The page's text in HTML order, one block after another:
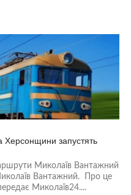
запустять
Миколаїв Вантажний
Вантажний. Про це
Миколаїв24....